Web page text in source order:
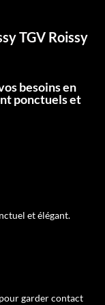
TGV Roissy
besoins en
ponctuels et
et élégant.
garder contact